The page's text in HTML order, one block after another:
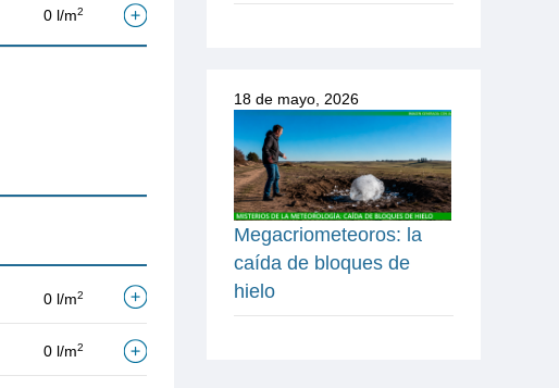
0 l/m2
0 l/m2
0 l/m2
18 de mayo, 2026
Megacriometeoros: la
caída de bloques de
hielo